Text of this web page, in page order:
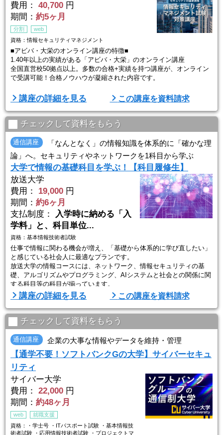
費用：
40,700 円
期間： 約5ヶ月
分割
web
資格：情報セキュリティマネジメント
■アビバ・大栄のオンライン講座の特徴■
1.40年以上の実績がある「アビバ・大栄」のオンライン講座
全国直営校50拠点以上。多数の合格+実績を持つ講座が、オンライン
で受講可能！合格ノウハウが凝縮された内容です。
2.「挫折させない」にこだわるサポート体制
学習管理の専門家 『キャリアナビゲーター』が定期カウンセリング
で、学習進捗確認やモチベーション支援。理解度や進捗を確認しなが
ら、受講計画を立てるので、オンラインでも通学のような安心感で学
習が着実に進捗します。
3.プロの知見からアドバ ...
講座の詳細を見る この講座を資料請求
チェックして資料をもらう
通信講座
「なんとなく」の情報知識を体系的に「確かな理
論」へ。セキュリティやネットワークを1科目から学ぶ
大学で情報の基礎科目を学ぶ！【科目履修生】
放送大学
費用：
19,000 円
期間： 約6ヶ月
支払制度：
入学時に納める「入
学料」と、科目単位...
資格：基本情報技術者試験
仕事で情報に関わる機会が増え、「基礎から体系的に学び直したい」
と感じている社会人に最適なプランです。
放送大学の情報コースには、ネットワーク、情報セキュリティの基
礎、アルゴリズムやプログラミング、AIシステムと社会との関係に関
する科目等の科目が揃っています。
入学試験はなく書類選考のみ。半年間（1学期間）だけ在籍し、例え
ば「ネットワークの仕組みだけ知りたい」といったニーズに合わせて
1科目から履修可能。ネット検索や独学だけでは理解しきれない原理
原則を、大学の講義でしっかりと固めることができます。
...
講座の詳細を見る この講座を資料請求
チェックして資料をもらう
通信講座 企業の大事な情報やデータを維持・管理
【通学不要！ソフトバンクGの大学】サイバーセキュ
リティ
サイバー大学
費用：
22,000 円
期間： 約48ヶ月
web
就職支援
資格：・学士号 ・ITパスポート試験 ・基本情報技
術者試験 ・応用情報技術者試験 ・プロジェクトマ